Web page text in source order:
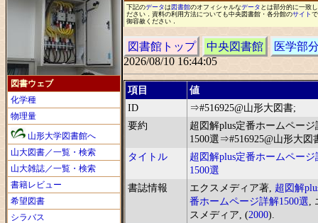
図書ウェブ
化学種
物理量
山形大学図書館へ
山大図書／一覧・検索
山大雑誌／一覧・検索
書籍レビュー
希望図書
シラバス
下記のデータは 図書館のオフィシャルなデータ と は部分的に一致
ださい ． 資料の利用方法についても中央図書館 ・ 各分館のサイト
御容赦ください ．
図書館トップ 中央図書館
医学部
2026/08/10 16:44:05
項目
値
ID
⇒#516925@山形大図書;
要約
超図解plus定番ホームページ
1500選⇒#516925@山形大図
タイトル
超図解plus定番ホームページ
1500選
書誌情報
エクスメディア著, 超図解
番ホームページ詳解1500選,
スメディア, (2000).